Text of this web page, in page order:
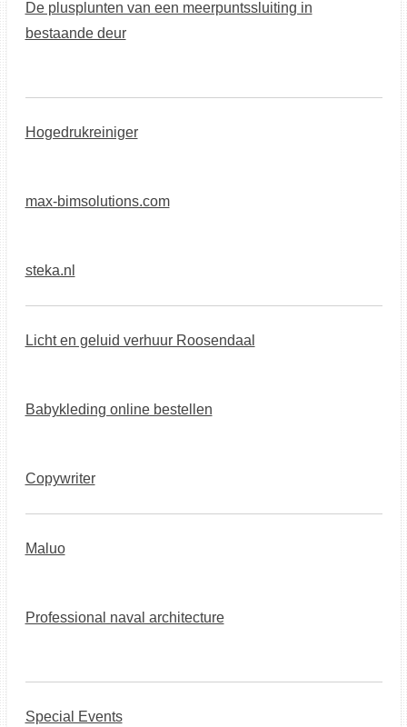
De plusplunten van een meerpuntssluiting in
bestaande deur
Hogedrukreiniger
max-bimsolutions.com
steka.nl
Licht en geluid verhuur Roosendaal
Babykleding online bestellen
Copywriter
Maluo
Professional naval architecture
Special Events